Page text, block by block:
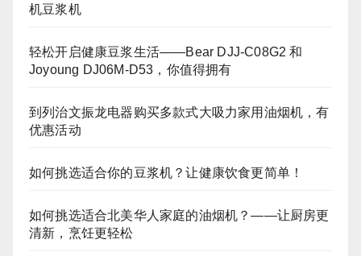
机豆浆机
轻松开启健康豆浆生活——Bear DJJ‑C08G2 和
Joyoung DJ06M‑D53，你值得拥有
到列治文振龙电器购买多款式大吸力家用油烟机，有
优惠活动
如何挑选适合你的豆浆机？让健康饮食更简单！
如何挑选适合北美华人家庭的油烟机？——让厨房更
清新，烹饪更轻松